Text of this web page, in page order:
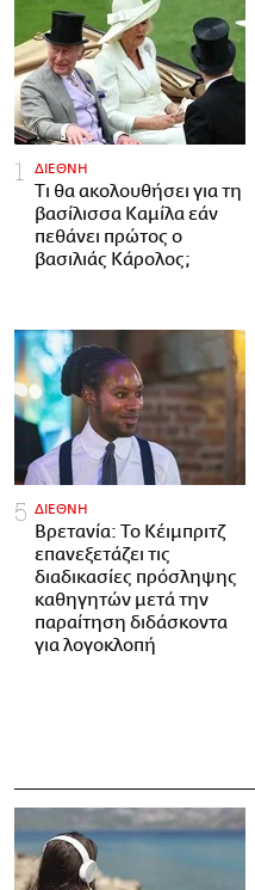
ΔΙΕΘΝΗ
Τι θα ακολουθήσει για τη
βασίλισσα Καμίλα εάν
πεθάνει πρώτος ο
βασιλιάς Κάρολος;
ΔΙΕΘΝΗ
Βρετανία: Το Κέιμπριτζ
επανεξετάζει τις
διαδικασίες πρόσληψης
καθηγητών μετά την
παραίτηση διδάσκοντα
για λογοκλοπή